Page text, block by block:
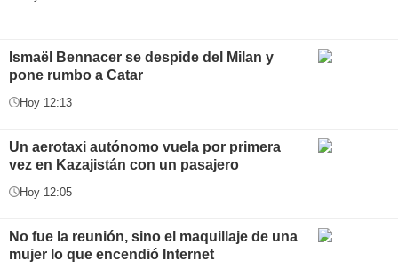
Ismaël Bennacer se despide del Milan y
pone rumbo a Catar
Hoy 12:13
Un aerotaxi autónomo vuela por primera
vez en Kazajistán con un pasajero
Hoy 12:05
No fue la reunión, sino el maquillaje de una
mujer lo que encendió Internet